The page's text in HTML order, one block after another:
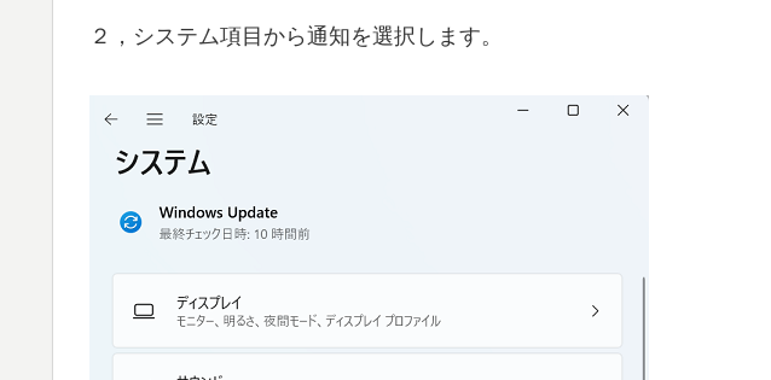
２，システム項目から通知を選択します。